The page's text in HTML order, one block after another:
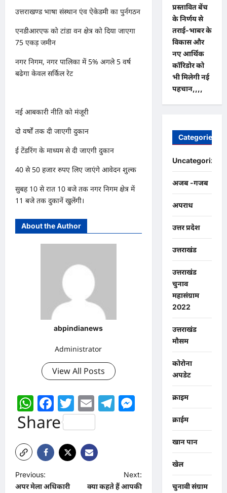
उत्तराखण्ड भाषा संस्थान एंव ऐकेडमी का पुर्नगठन
एनडीआरएफ को टांडा वन क्षेत्र को दिया जाएगा
75 एकड़ जमीन
नगर निगम, नगर पालिका में 5% अगले 5 वर्ष
बढेगा केवल सर्किल रेट
नई आबकारी नीति को मंजूरी
दो वर्षों तक दी जाएगी दुकान
ई टेंडरिंग के माध्यम से दी जाएगी दुकान
40 से 50 हजार रुपए लिए जाएंगे आवेदन शुल्क
सुबह 10 से रात 10 बजे तक नगर निगम क्षेत्र में
11 बजे तक दुकानें खुलेंगी।
About the Author
abpindianews
Administrator
View All Posts
WhatsApp
Facebook
Twitter
EmailTelegram
Messenger
Share
P
Previous:
अपर मेला अधिकारी
Next:
क्या कहते हैं आपकी
प्रस्तावित बेंच
के निर्णय से
तराई-भाबर के
विकास और
नए आर्थिक
कॉरिडोर को
भी मिलेगी नई
पहचान,,,,
Categories
Uncategorized
अजब -गजब
अपराध
उत्तर प्रदेश
उत्तराखंड
उत्तराखंड
चुनाव
महासंग्राम
2022
उत्तराखंड
मौसम
कोरोना
अपडेट
क्राइम
क्राईम
खान पान
खेल
चुनावी संग्राम